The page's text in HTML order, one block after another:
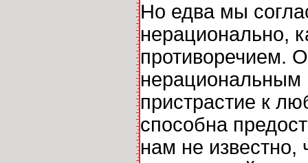
Но едва мы
нерационально,
противоречием.
нерациональным
пристрастие к
способна
нам не известно,